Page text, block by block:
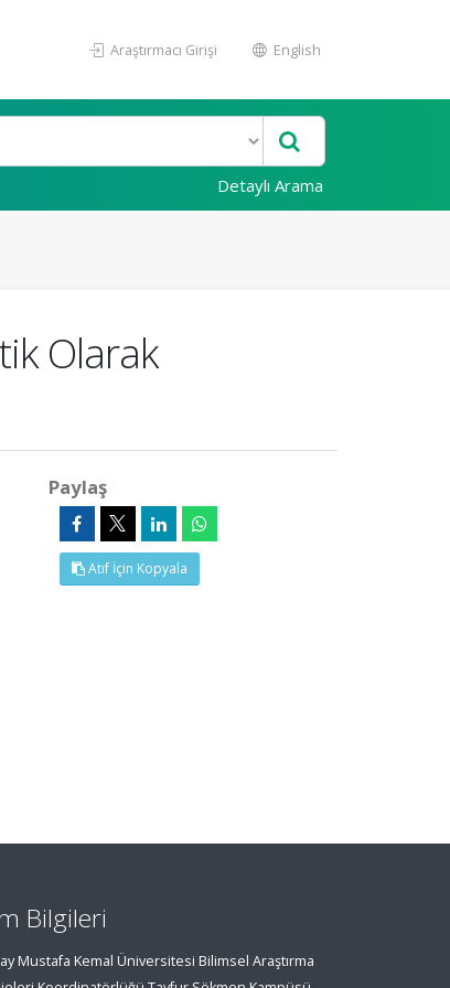
Araştırmacı Girişi English
Detaylı Arama
Olarak
Paylaş
Atıf İçin Kopyala
Bilgileri
Mustafa Kemal Üniversitesi Bilimsel Araştırma